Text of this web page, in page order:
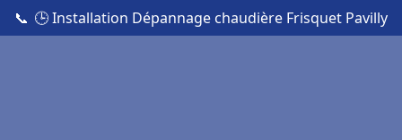
📞 🕒 Installation Dépannage chaudière Frisquet Pavilly